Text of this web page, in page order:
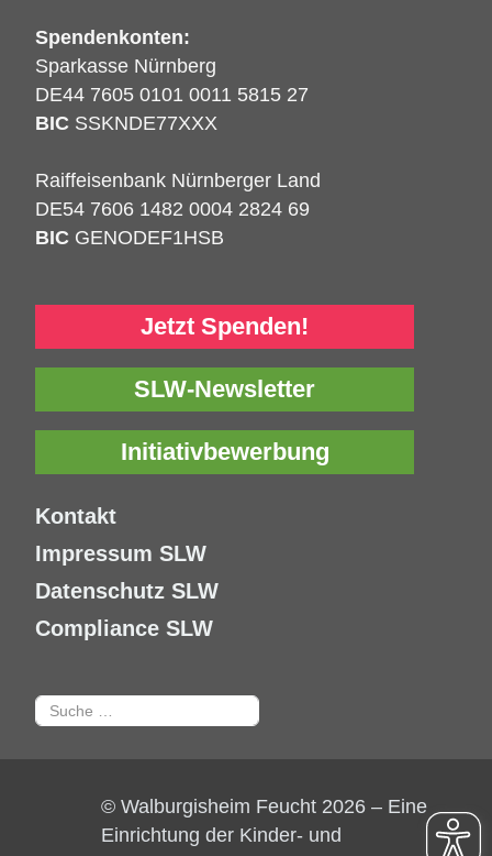
Spendenkonten:
Sparkasse Nürnberg
DE44 7605 0101 0011 5815 27
BIC SSKNDE77XXX
Raiffeisenbank Nürnberger Land
DE54 7606 1482 0004 2824 69
BIC GENODEF1HSB
Jetzt Spenden!
SLW-Newsletter
Initiativbewerbung
Kontakt
Impressum SLW
Datenschutz SLW
Compliance SLW
Suchen
© Walburgisheim Feucht 2026 – Eine
Einrichtung der Kinder- und